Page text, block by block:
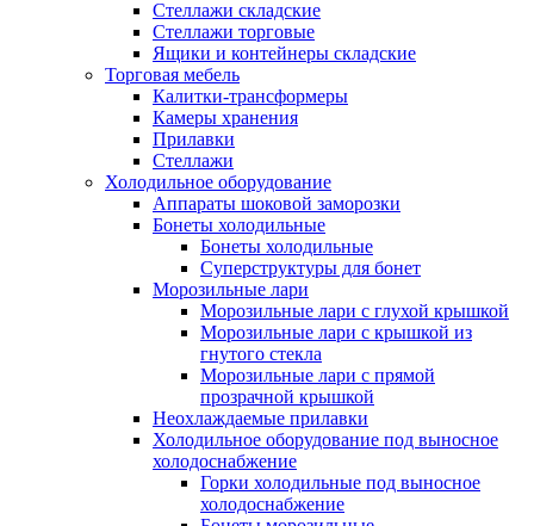
Стеллажи складские
Стеллажи торговые
Ящики и контейнеры складские
Торговая мебель
Калитки-трансформеры
Камеры хранения
Прилавки
Стеллажи
Холодильное оборудование
Аппараты шоковой заморозки
Бонеты холодильные
Бонеты холодильные
Суперструктуры для бонет
Морозильные лари
Морозильные лари с глухой крышкой
Морозильные лари с крышкой из
гнутого стекла
Морозильные лари с прямой
прозрачной крышкой
Неохлаждаемые прилавки
Холодильное оборудование под выносное
холодоснабжение
Горки холодильные под выносное
холодоснабжение